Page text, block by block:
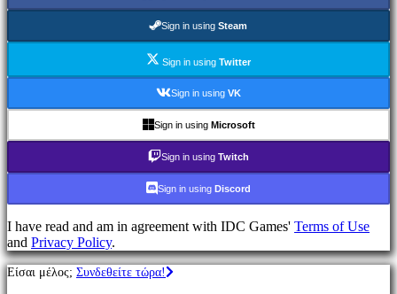
Παιχνίδια
Παιχνίδια
Παιχνίδια
Παιχνίδια
Racing
Casual
Indie
Simulation
games
Puzzle
games
Sign in using Steam
Sign in using Twitter
Sign in using VK
Sign in using Microsoft
Sign in using Twitch
Sign in using Discord
I have read and am in agreement with IDC Games' Terms of Use
and Privacy Policy.
Είσαι μέλος; Συνδεθείτε τώρα!